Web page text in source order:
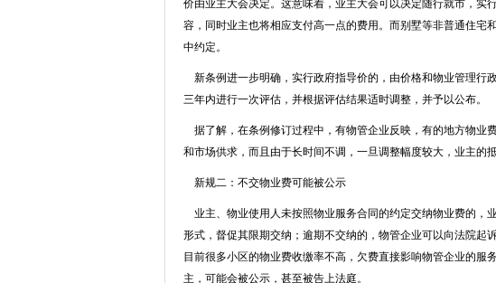
价由业主大会决定。这意味着，业主大会可以决定随行就市，实
容，同时业主也将相应支付高一点的费用。而别墅等非普通住宅
中约定。
新条例进一步明确，实行政府指导价的，由价格和物业管理行
三年内进行一次评估，并根据评估结果适时调整，并予以公布。
据了解，在条例修订过程中，有物管企业反映，有的地方物业
和市场供求，而且由于长时间不调，一旦调整幅度较大，业主的
新规二：不交物业费可能被公示
业主、物业使用人未按照物业服务合同的约定交纳物业费的，
形式，督促其限期交纳；逾期不交纳的，物管企业可以向法院起
目前很多小区的物业费收缴率不高，欠费直接影响物管企业的
主，可能会被公示，甚至被告上法庭。